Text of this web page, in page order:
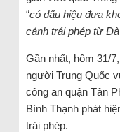
“có dấu hiệu đưa
cảnh trái phép từ
Gần nhất, hôm 31/
người Trung Quốc
công an quận Tân
Bình Thạnh phát
trái phép.